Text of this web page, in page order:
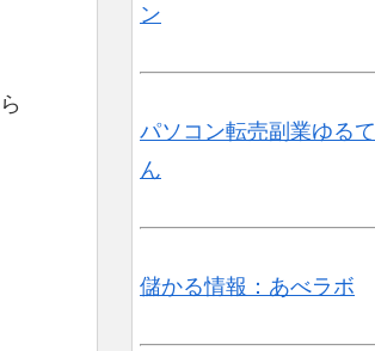
ン
パソコン転売副業ゆるて
ん
儲かる情報：あべラボ